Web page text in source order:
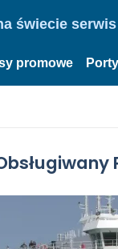
świecie
promowe Porty